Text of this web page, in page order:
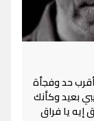
حد وفجأة
بعيد وكأنك
إيه يا فراق